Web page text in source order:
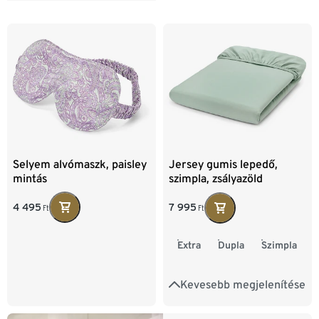
Selyem alvómaszk, paisley
mintás
4 495 Ft
Jersey gumis lepedő,
szimpla, zsályazöld
7 995 Ft
Kevesebb megjelenítése
Extra Dupla Szimpla